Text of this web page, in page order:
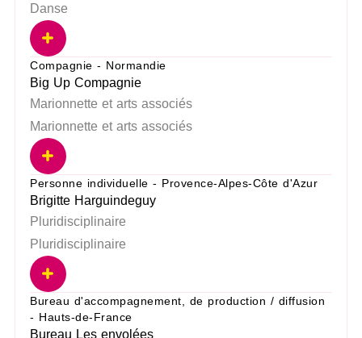
Danse
Compagnie - Normandie
Big Up Compagnie
Marionnette et arts associés
Marionnette et arts associés
Personne individuelle - Provence-Alpes-Côte d'Azur
Brigitte Harguindeguy
Pluridisciplinaire
Pluridisciplinaire
Bureau d'accompagnement, de production / diffusion
- Hauts-de-France
Bureau Les envolées